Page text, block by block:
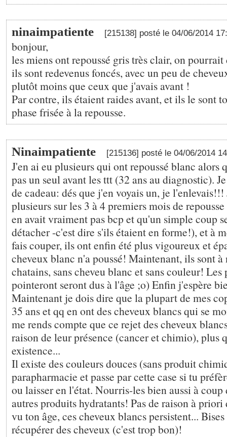
ninaimpatiente [215138] posté le 04/06/2014
bonjour,
les miens ont repoussé gris très clair, on pourrait
ils sont redevenus foncés, avec un peu de
plutôt moins que ceux que j'avais avant !
Par contre, ils étaient raides avant, et ils le sont
phase frisée à la repousse.
Ninaimpatiente [215136] posté le 04/06/2014
J'en ai eu plusieurs qui ont repoussé blanc alors
pas un seul avant les ttt (32 ans au diagnostic).
de cadeau: dés que j'en voyais un, je
plusieurs sur les 3 à 4 premiers mois de
en avait vraiment pas bcp et qu'un simple coup
détacher -c'est dire s'ils étaient en forme!), et à
fais couper, ils ont enfin été plus vigoureux et
cheveux blanc n'a poussé! Maintenant, ils sont à
chatains, sans cheveu blanc et sans couleur! Les
pointeront seront dus à l'âge ;o) Enfin j'espère
Maintenant je dois dire que la plupart de mes
35 ans et qq en ont des cheveux blancs qui se
me rends compte que ce rejet des cheveux
raison de leur présence (cancer et chimio), plus
existence...
Il existe des couleurs douces (sans produit
parapharmacie et passe par cette case si tu
ou laisser en l'état. Nourris-les bien aussi à coup
autres produits hydratants! Pas de raison à priori
vu ton âge, ces cheveux blancs persistent...
récupérer des cheveux (c'est trop bon)!